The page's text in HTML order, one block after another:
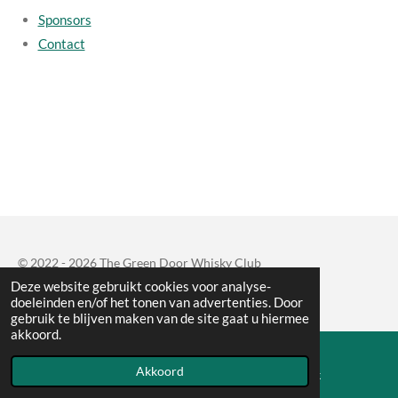
Deze website gebruikt cookies voor analyse-
doeleinden en/of het tonen van advertenties. Door
gebruik te blijven maken van de site gaat u hiermee
akkoord.
Akkoord
Sponsors
Contact
© 2022 - 2026 The Green Door Whisky Club
Powered byJouwWeb
E-mailadres Facebook